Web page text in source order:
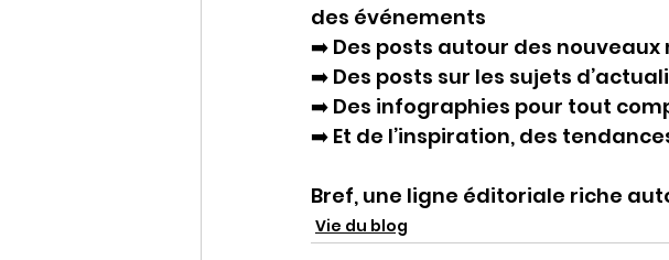
des événements
➡️ Des posts autour des
➡️ Des posts sur les sujets
➡️ Des infographies pour tout
➡️ Et de l’inspiration, des
Bref, une ligne éditoriale riche
Vie du blog